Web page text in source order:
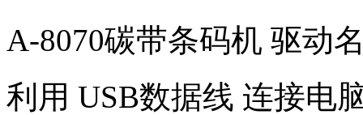
A-8070碳带条码机 驱动
利用 USB数据线 连接电